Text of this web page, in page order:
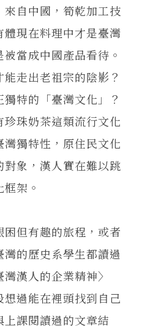
來自中國，筍乾加工技
現在料理中才是臺灣
當成中國產品看待。
走出老祖宗的陰影？
特的「臺灣文化」？
珍珠奶茶這類流行文化
獨特性，原住民文化
象，漢人實在難以跳
架。
但有趣的旅程，或者
的歷史系學生都讀過
漢人的企業精神〉
想過能在裡頭找到自己
課閱讀過的文章結